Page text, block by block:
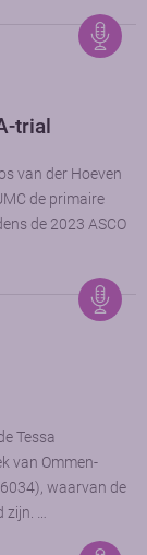
trial
van der Hoeven
de primaire
de 2023 ASCO
Tessa
van Ommen-
waarvan de
zijn. …